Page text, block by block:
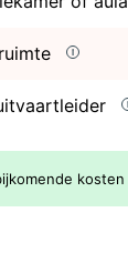
kosten